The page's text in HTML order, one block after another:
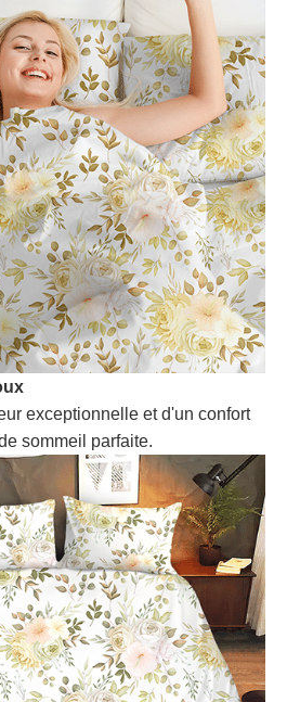
exceptionnelle et d'un confort
sommeil parfaite.